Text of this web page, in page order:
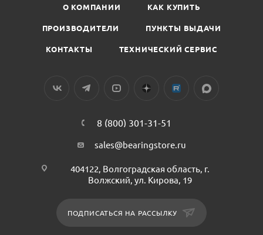
О КОМПАНИИ КАК КУПИТЬ
ПРОИЗВОДИТЕЛИ ПУНКТЫ ВЫДАЧИ
КОНТАКТЫ ТЕХНИЧЕСКИЙ СЕРВИС
8 (800) 301-31-51
sales@bearingstore.ru
404122, Волгоградская область, г.
Волжский, ул. Кирова, 19
ПОДПИСАТЬСЯ НА РАССЫЛКУ